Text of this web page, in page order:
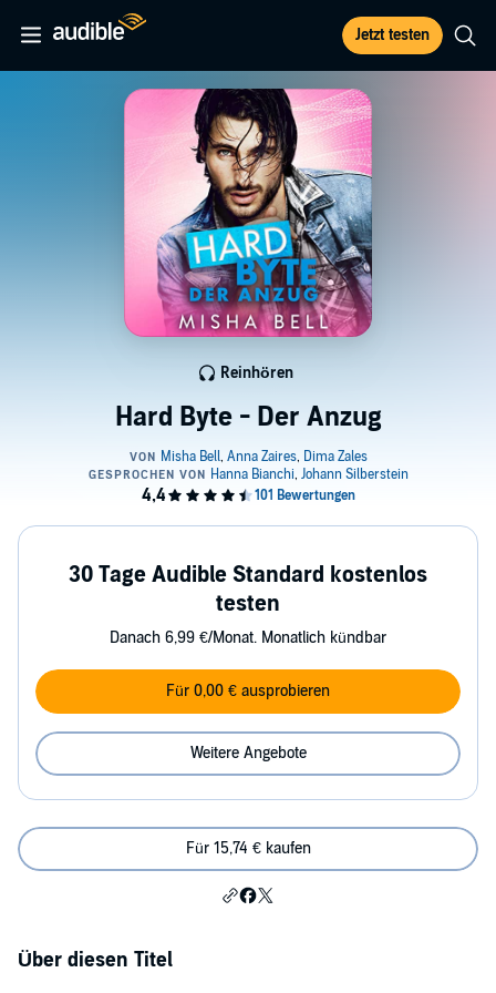
Jetzt testen
Hard Byte - Der Anzug
Reinhören
30 Tage Audible Standard kostenlos
testen
Danach 6,99 €/Monat. Monatlich kündbar
Für 0,00 € ausprobieren
Weitere Angebote
Für 15,74 € kaufen
Über diesen Titel